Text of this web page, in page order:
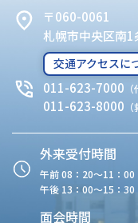
〒060-0061
札幌市中央区南1
交通アクセスに
011-623-7000
011-623-8000
外来受付時間
午前 08：20〜11：00
午後 13：00〜15：30
面会時間